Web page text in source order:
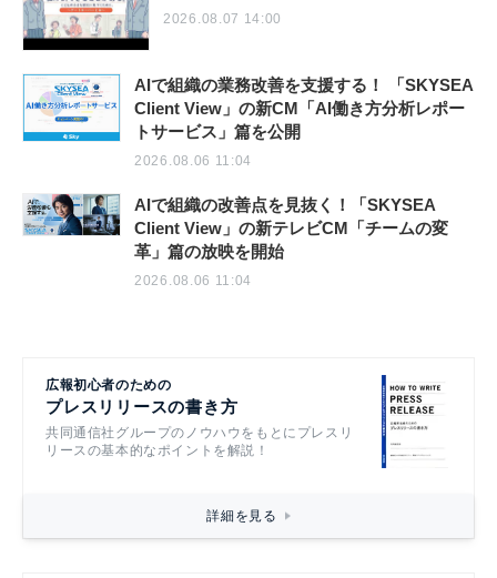
2026.08.07 14:00
AIで組織の業務改善を支援する！ 「SKYSEA
Client View」の新CM「AI働き方分析レポー
トサービス」篇を公開
2026.08.06 11:04
AIで組織の改善点を見抜く！「SKYSEA
Client View」の新テレビCM「チームの変
革」篇の放映を開始
2026.08.06 11:04
広報初心者のための
プレスリリースの書き方
共同通信社グループのノウハウをもとにプレスリ
リースの基本的なポイントを解説！
詳細を見る